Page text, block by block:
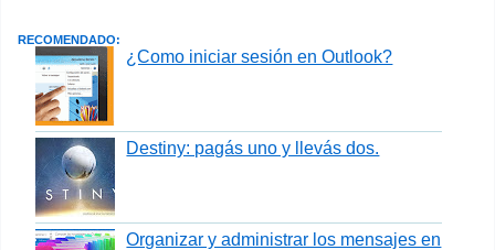
RECOMENDADO:
¿Como iniciar sesión en Outlook?
Destiny: pagás uno y llevás dos.
Organizar y administrar los mensajes en